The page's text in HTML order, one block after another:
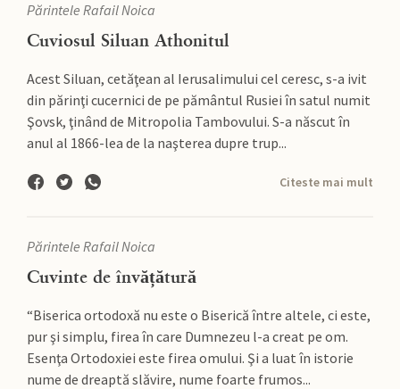
Părintele Rafail Noica
Cuviosul Siluan Athonitul
Acest Siluan, cetăţean al Ierusalimului cel ceresc, s-a ivit
din părinţi cucernici de pe pământul Rusiei în satul numit
Şovsk, ţinând de Mitropolia Tambovului. S-a născut în
anul al 1866-lea de la naşterea dupre trup...
Citeste mai mult
Părintele Rafail Noica
Cuvinte de învățătură
“Biserica ortodoxă nu este o Biserică între altele, ci este,
pur şi simplu, firea în care Dumnezeu l-a creat pe om.
Esenţa Ortodoxiei este firea omului. Şi a luat în istorie
nume de dreaptă slăvire, nume foarte frumos...